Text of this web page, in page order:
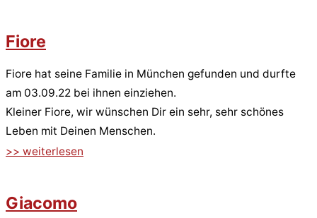
Fiore
Fiore hat seine Familie in München gefunden und durfte
am 03.09.22 bei ihnen einziehen.
Kleiner Fiore, wir wünschen Dir ein sehr, sehr schönes
Leben mit Deinen Menschen.
>> weiterlesen
Giacomo